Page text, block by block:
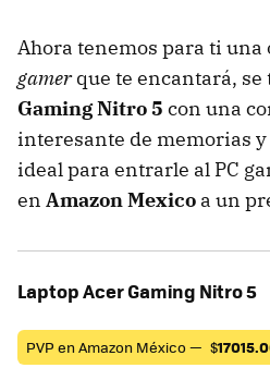
Ahora tenemos para ti una
gamerque te encantará, se
Gaming Nitro 5 con una
interesante de memorias
ideal para entrarle al PC
en Amazon Mexico a un
Laptop Acer Gaming Nitro 5
PVP en Amazon México — $